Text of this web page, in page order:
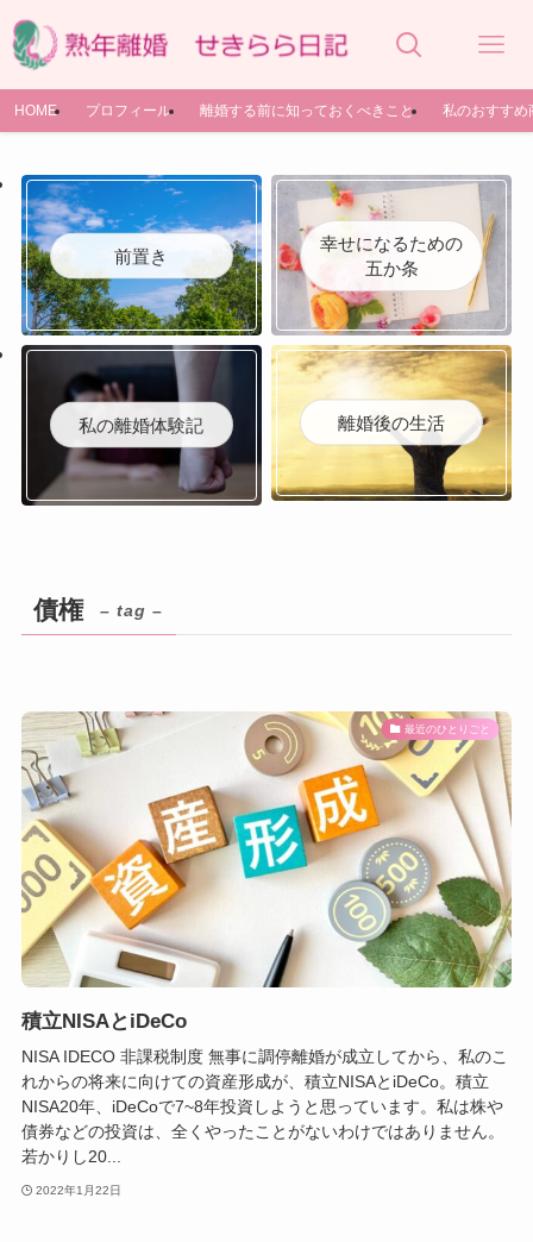
HOME プロフィール 離婚する前に知っておくべきこと 私のおすすめ
前置き
幸せになるための
五か条
私の離婚体験記 離婚後の生活
債権 – tag –
最近のひとりごと
積立NISAとiDeCo
NISA IDECO 非課税制度 無事に調停離婚が成立してから、私のこ
れからの将来に向けての資産形成が、積立NISAとiDeCo。積立
NISA20年、iDeCoで7~8年投資しようと思っています。私は株や
債券などの投資は、全くやったことがないわけではありません。
若かりし20...
2022年1月22日